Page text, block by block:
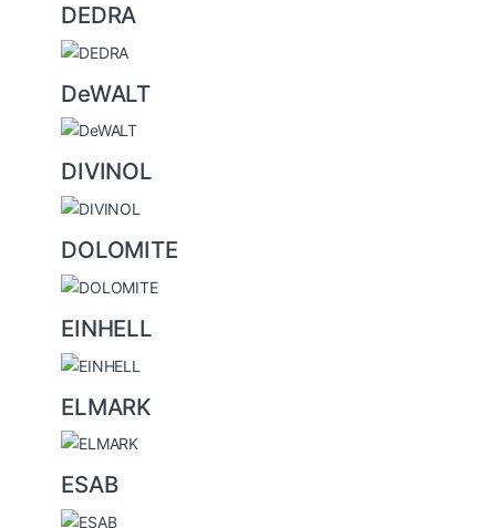
DEDRA
DeWALT
DIVINOL
DOLOMITE
EINHELL
ELMARK
ESAB